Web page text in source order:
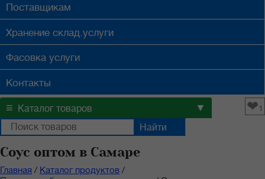
Поставщикам
Хранение склад.услуги
Фасовка услуги
Контакты
≡ Каталог товаров ▼ ❤1
Соус оптом в Самаре
Главная / Каталог продуктов /